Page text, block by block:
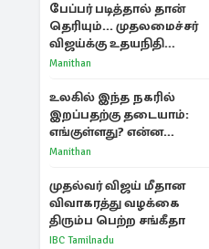
பேப்பர் படித்தால் தான்
தெரியும்... முதலமைச்சர்
விஜய்க்கு உதயநிதி
ஸ்டாலின் பதிலடி
Manithan
உலகில் இந்த நகரில்
இறப்பதற்கு தடையாம்:
எங்குள்ளது? என்ன
காரணம் தெரியுமா?
Manithan
முதல்வர் விஜய் மீதான
விவாகரத்து வழக்கை
திரும்ப பெற்ற சங்கீதா
IBC Tamilnadu